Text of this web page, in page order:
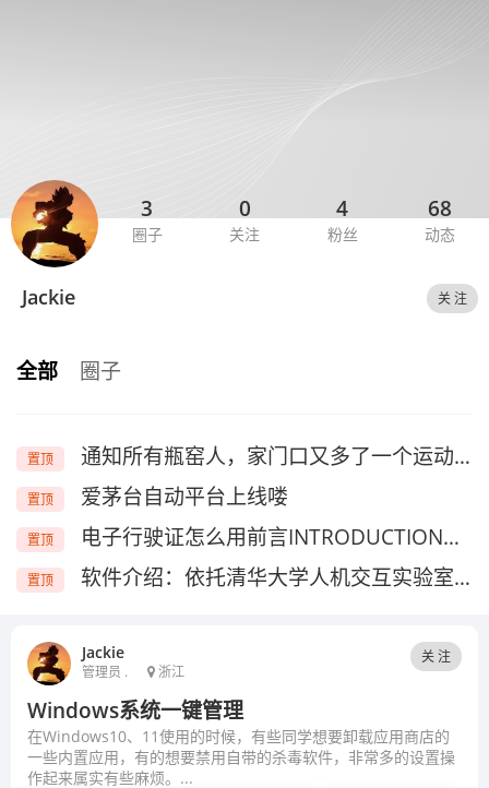
3
圈子
0
关注
4
粉丝
68
动态
Jackie 关 注
全部 圈子
置顶 通知所有瓶窑人，家门口又多了一个运动场地！
置顶 爱茅台自动平台上线喽
置顶 电子行驶证怎么用前言INTRODUCTION自7月1日起，北...
置顶 软件介绍：依托清华大学人机交互实验室的技术成果，利用自然语言...
Jackie
管理员 . 浙江
关 注
Windows系统一键管理
在Windows10、11使用的时候，有些同学想要卸载应用商店的
一些内置应用，有的想要禁用自带的杀毒软件，非常多的设置操
作起来属实有些麻烦。...